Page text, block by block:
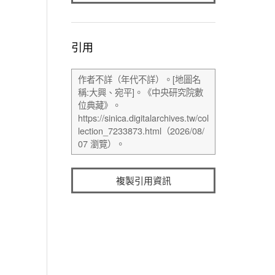
引用
複製引用資訊